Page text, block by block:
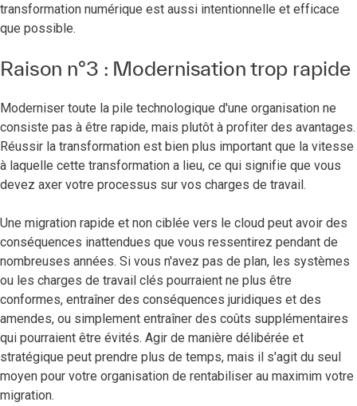
transformation numérique est aussi intentionnelle et efficace
que possible.
Raison n°3 : Modernisation trop rapide
Moderniser toute la pile technologique d'une organisation ne
consiste pas à être rapide, mais plutôt à profiter des avantages.
Réussir la transformation est bien plus important que la vitesse
à laquelle cette transformation a lieu, ce qui signifie que vous
devez axer votre processus sur vos charges de travail.
Une migration rapide et non ciblée vers le cloud peut avoir des
conséquences inattendues que vous ressentirez pendant de
nombreuses années. Si vous n'avez pas de plan, les systèmes
ou les charges de travail clés pourraient ne plus être
conformes, entraîner des conséquences juridiques et des
amendes, ou simplement entraîner des coûts supplémentaires
qui pourraient être évités. Agir de manière délibérée et
stratégique peut prendre plus de temps, mais il s'agit du seul
moyen pour votre organisation de rentabiliser au maximim votre
migration.